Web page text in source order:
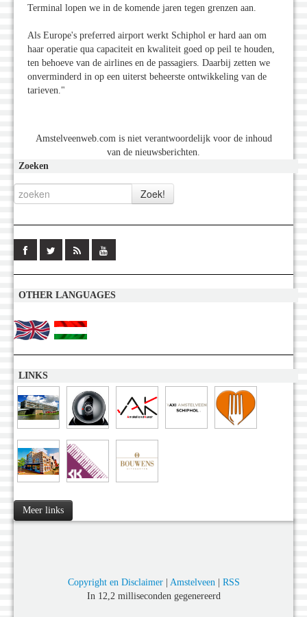
Terminal lopen we in de komende jaren tegen grenzen aan.
Als Europe's preferred airport werkt Schiphol er hard aan om
haar operatie qua capaciteit en kwaliteit goed op peil te houden,
ten behoeve van de airlines en de passagiers. Daarbij zetten we
onverminderd in op een uiterst beheerste ontwikkeling van de
tarieven."
Amstelveenweb.com is niet verantwoordelijk voor de inhoud
van de nieuwsberichten.
Zoeken
OTHER LANGUAGES
LINKS
Meer links
Copyright en Disclaimer| Amstelveen | RSS
In 12,2 milliseconden gegenereerd